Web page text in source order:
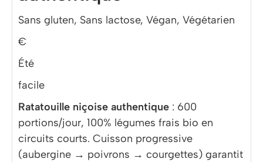
Sans gluten, Sans lactose, Végan, Végétarien
€
Été
facile
Ratatouille niçoise authentique : 600
portions/jour, 100% légumes frais bio en
circuits courts. Cuisson progressive
(aubergine → poivrons → courgettes) garantit